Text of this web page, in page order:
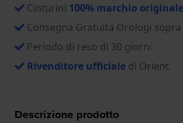
Cinturini 100% marchio originale
Consegna Gratuita Orologi sopra
Periodo di reso di 30 giorni
Rivenditore ufficiale di Orient
Descrizione prodotto